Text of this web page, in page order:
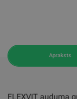
Apraksts
FLEXVIT auduma